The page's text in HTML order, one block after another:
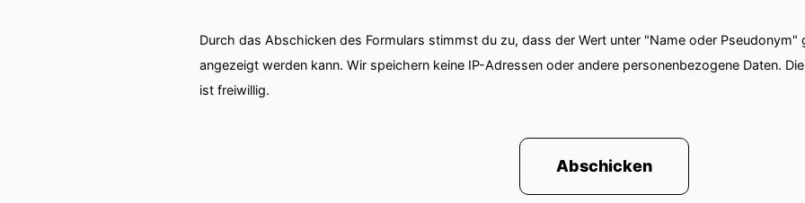
Durch das Abschicken des Formulars stimmst du zu, dass der Wert unter "Name oder
angezeigt werden kann. Wir speichern keine IP-Adressen oder andere personenbezogene Daten.
ist freiwillig.
Abschicken